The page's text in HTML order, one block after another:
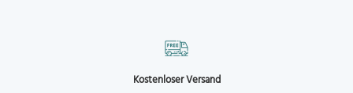
Kostenloser Versand